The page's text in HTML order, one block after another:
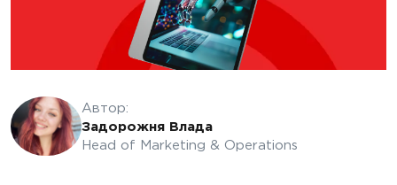
Автор:
Задорожня Влада
Head of Marketing & Operations